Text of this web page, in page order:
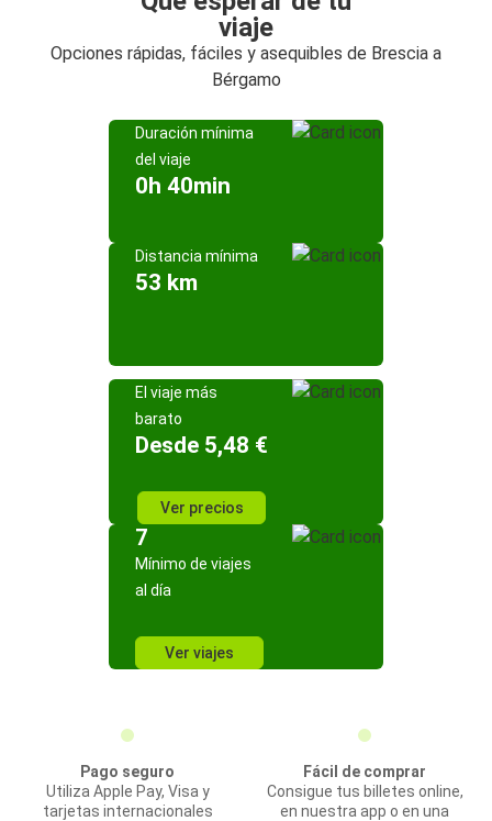
viaje
Opciones rápidas, fáciles y asequibles de Brescia a
Bérgamo
Duración mínima
del viaje
0h 40min
Distancia mínima
53 km
El viaje más
barato
Desde 5,48 €
Ver precios
7
Mínimo de viajes
al día
Ver viajes
Pago seguro
Utiliza Apple Pay, Visa y
tarjetas internacionales
Fácil de comprar
Consigue tus billetes online,
en nuestra app o en una